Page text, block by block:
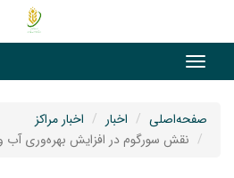
صفحه‌اصلی اخبار
اخبار مراکز
نقش سورگوم در افزایش بهره‌وری آب و